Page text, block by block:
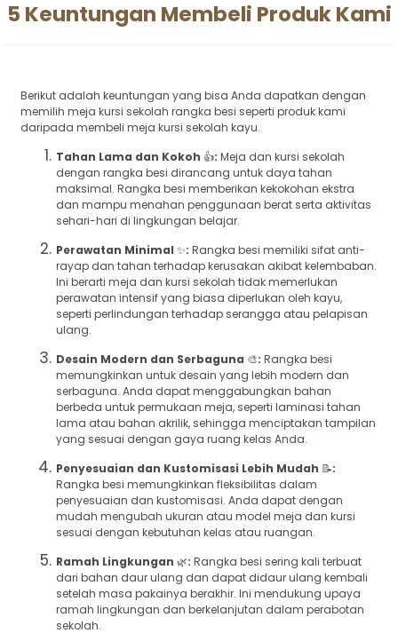
5 Keuntungan Membeli Produk Kami
Berikut adalah keuntungan yang bisa Anda dapatkan dengan
memilih meja kursi sekolah rangka besi seperti produk kami
daripada membeli meja kursi sekolah kayu.
Tahan Lama dan Kokoh 👍: Meja dan kursi sekolah
dengan rangka besi dirancang untuk daya tahan
maksimal. Rangka besi memberikan kekokohan ekstra
dan mampu menahan penggunaan berat serta aktivitas
sehari-hari di lingkungan belajar.
Perawatan Minimal ✨: Rangka besi memiliki sifat anti-
rayap dan tahan terhadap kerusakan akibat kelembaban.
Ini berarti meja dan kursi sekolah tidak memerlukan
perawatan intensif yang biasa diperlukan oleh kayu,
seperti perlindungan terhadap serangga atau pelapisan
ulang.
Desain Modern dan Serbaguna 🎨: Rangka besi
memungkinkan untuk desain yang lebih modern dan
serbaguna. Anda dapat menggabungkan bahan
berbeda untuk permukaan meja, seperti laminasi tahan
lama atau bahan akrilik, sehingga menciptakan tampilan
yang sesuai dengan gaya ruang kelas Anda.
Penyesuaian dan Kustomisasi Lebih Mudah 📝:
Rangka besi memungkinkan fleksibilitas dalam
penyesuaian dan kustomisasi. Anda dapat dengan
mudah mengubah ukuran atau model meja dan kursi
sesuai dengan kebutuhan kelas atau ruangan.
Ramah Lingkungan 🌿: Rangka besi sering kali terbuat
dari bahan daur ulang dan dapat didaur ulang kembali
setelah masa pakainya berakhir. Ini mendukung upaya
ramah lingkungan dan berkelanjutan dalam perabotan
sekolah.